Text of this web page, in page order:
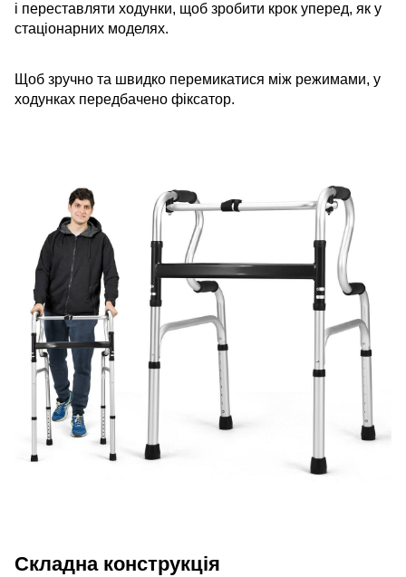
і переставляти ходунки, щоб зробити крок уперед, як у
стаціонарних моделях.
Щоб зручно та швидко перемикатися між режимами, у
ходунках передбачено фіксатор.
Складна конструкція